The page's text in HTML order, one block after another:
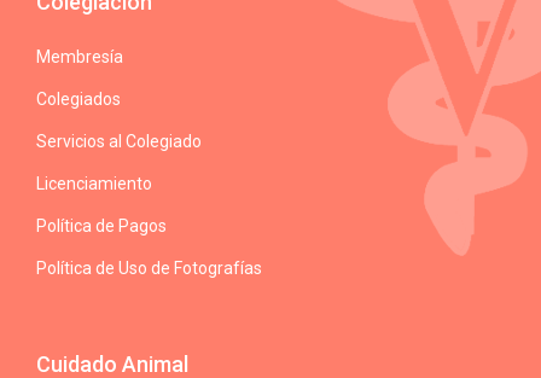
Membresía
Colegiados
Servicios al Colegiado
Licenciamiento
Política de Pagos
Política de Uso de Fotografías
Cuidado Animal